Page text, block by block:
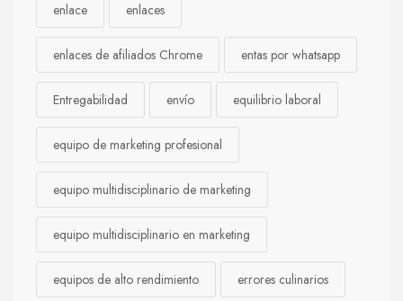
enlace enlaces
enlaces de afiliados Chrome entas por whatsapp
Entregabilidad envío equilibrio laboral
equipo de marketing profesional
equipo multidisciplinario de marketing
equipo multidisciplinario en marketing
equipos de alto rendimiento errores culinarios